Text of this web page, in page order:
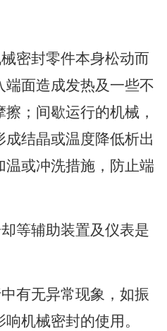
械密封零件本身松动而
面造成发热及一些不
；间歇运行的机械，
结晶或温度降低析出
或冲洗措施，防止端
却等辅助装置及仪表是
中有无异常现象，如振
机械密封的使用。